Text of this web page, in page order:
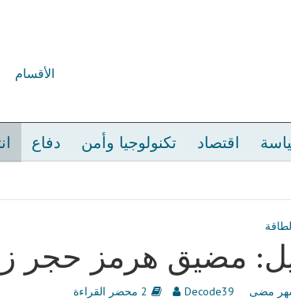
الأقسام
اقتصاد تكنولوجيا وأمن دفاع
مضيق هرمز حجر
Decode39 2 محضر القراءة